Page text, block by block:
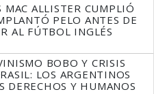
MAC ALLISTER CUMPLIÓ
PELO ANTES DE
AL FÚTBOL INGLÉS
BOBO Y CRISIS
LOS ARGENTINOS
DERECHOS Y HUMANOS